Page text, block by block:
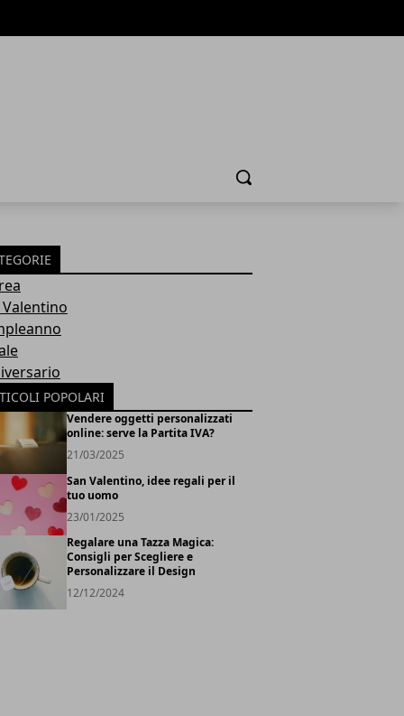
Cerca
Valentino
POPOLARI
Vendere oggetti personalizzati
online: serve la Partita IVA?
21/03/2025
San Valentino, idee regali per il
tuo uomo
23/01/2025
Regalare una Tazza Magica:
Consigli per Scegliere e
Personalizzare il Design
12/12/2024